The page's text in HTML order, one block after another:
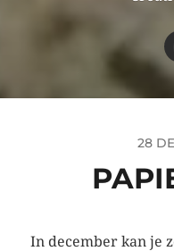
28
In december kan je